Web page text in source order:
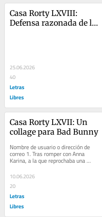
Casa Rorty LXVIII:
Defensa razonada de la
25.06.2026
40
Letras
Libres
Casa Rorty LXVII: Un
collage para Bad Bunny
Nombre de usuario o dirección de
correo 1. Tras romper con Anna
Karina, a la que reprochaba una
frivolidad inducida por la cultura
consumista de...
10.06.2026
20
Letras
Libres